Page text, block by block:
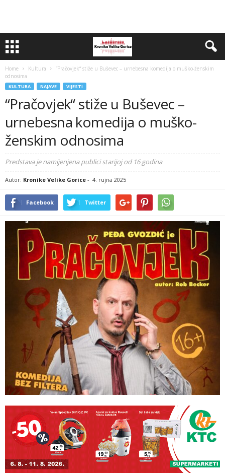
Home Kultura
“Pračovjek“ stiže u Buševec – urnebesna komedija o muško-ženskim
odnosima
KULTURA NAJAVE VIJESTI
“Pračovjek“ stiže u Buševec –
urnebesna komedija o muško-
ženskim odnosima
Predstava je namijenjena publici starijoj od 16 godina
Autor: Kronike Velike Gorice - 4. rujna 2025
Facebook Twitter